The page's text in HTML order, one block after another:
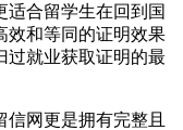
适合留学生在回到国
效和等同的证明效果
过就业获取证明的最
网更是拥有完整且